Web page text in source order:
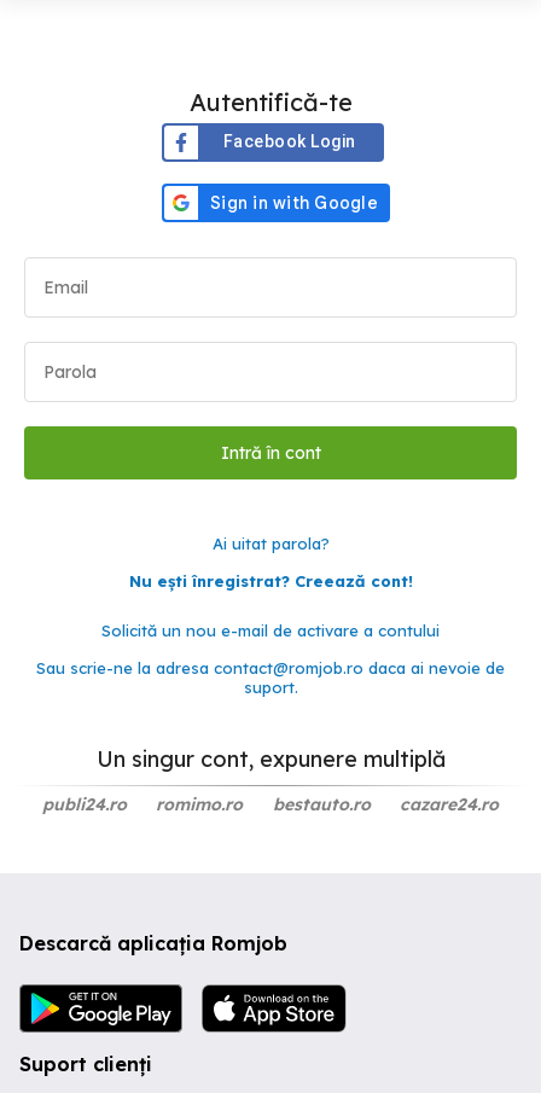
Autentifică-te
Facebook Login
Ai uitat parola?
Nu ești înregistrat? Creează cont!
Solicită un nou e-mail de activare a contului
Sau scrie-ne la adresa contact@romjob.ro daca ai nevoie de
suport.
Un singur cont, expunere multiplă
publi24.ro romimo.ro bestauto.ro cazare24.ro
Descarcă aplicația Romjob
Suport clienți